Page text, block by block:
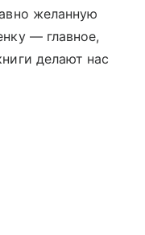
желанную
— главное,
делают нас